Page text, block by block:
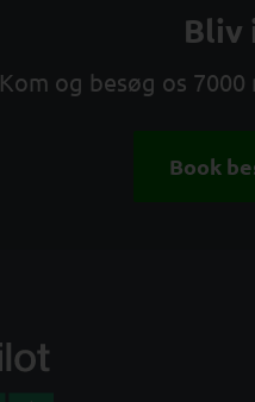
Bliv
Kom og besøg os 7000
Book